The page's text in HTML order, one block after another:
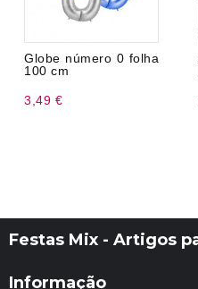
Globe número 0 folha
100 cm
3,49 €
Festas Mix - Artigos
Informação